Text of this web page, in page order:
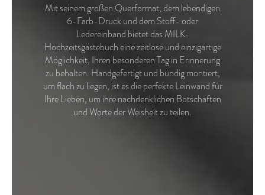
Mit seinem großen Querformat, dem lebendigen
6-Farb-Druck und dem Stoff- oder
Ledereinband bietet das MILK-
Hochzeitsgästebuch eine zeitlose und einzigartige
Möglichkeit, Ihren besonderen Tag in Erinnerung
zu behalten. Handgefertigt und bündig montiert,
um flach zu liegen, ist es die perfekte Leinwand für
Ihre Lieben, um ihre nachdenklichen Botschaften
und Worte der Weisheit zu teilen.